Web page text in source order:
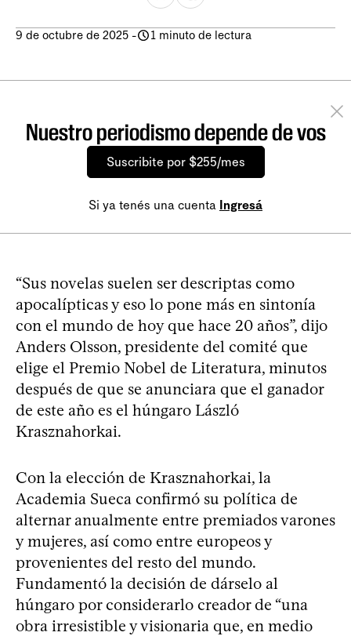
9 de octubre de 2025 - 1 minuto de lectura
Nuestro periodismo depende de vos
Suscribite por $255/mes
Si ya tenés una cuenta Ingresá
“Sus novelas suelen ser descriptas como
apocalípticas y eso lo pone más en sintonía
con el mundo de hoy que hace 20 años”, dijo
Anders Olsson, presidente del comité que
elige el Premio Nobel de Literatura, minutos
después de que se anunciara que el ganador
de este año es el húngaro László
Krasznahorkai.
Con la elección de Krasznahorkai, la
Academia Sueca confirmó su política de
alternar anualmente entre premiados varones
y mujeres, así como entre europeos y
provenientes del resto del mundo.
Fundamentó la decisión de dárselo al
húngaro por considerarlo creador de “una
obra irresistible y visionaria que, en medio